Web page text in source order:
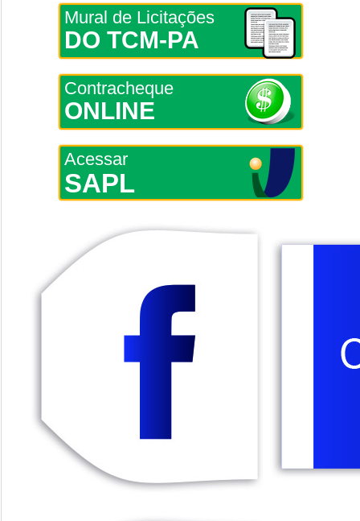
Mural de Licitações
DO TCM-PA
Contracheque
ONLINE
Acessar
SAPL